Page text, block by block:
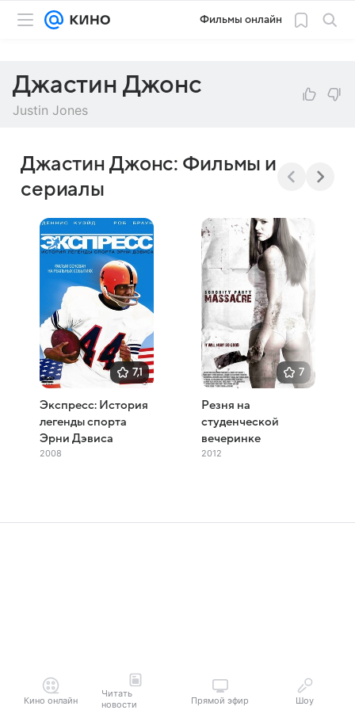
Фильмы онлайн
Джастин Джонс
Justin Jones
Джастин Джонс: Фильмы и
сериалы
7,1
Экспресс: История
легенды спорта
Эрни Дэвиса
2008
7
Резня на
студенческой
вечеринке
2012
Кино онлайн
Читать
новости
Прямой эфир Шоу